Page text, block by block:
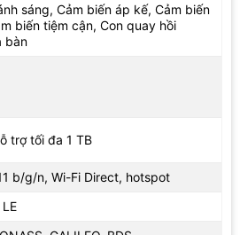
sáng, Cảm biến áp kế, Cảm biến
biến tiệm cận, Con quay hồi
bàn
trợ tối đa 1 TB
b/g/n, Wi-Fi Direct, hotspot